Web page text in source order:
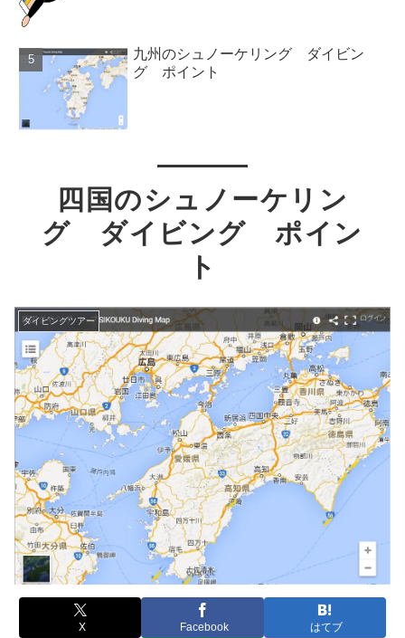
九州のシュノーケリング ダイビン
グ ポイント
四国のシュノーケリン
グ ダイビング ポイン
ト
ダイビングツアー
X Facebook はてブ